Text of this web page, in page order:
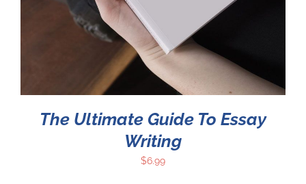
The Ultimate Guide To Essay
Writing
$6.99